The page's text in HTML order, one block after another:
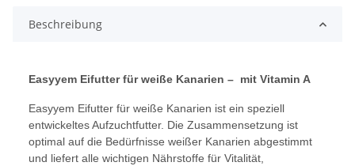
Beschreibung
Easyyem Eifutter für weiße Kanarien – mit Vitamin A
Easyyem Eifutter für weiße Kanarien ist ein speziell
entwickeltes Aufzuchtfutter. Die Zusammensetzung ist
optimal auf die Bedürfnisse weißer Kanarien abgestimmt
und liefert alle wichtigen Nährstoffe für Vitalität,